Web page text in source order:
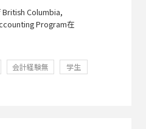
Columbia,
Program在
会計経験無
学生